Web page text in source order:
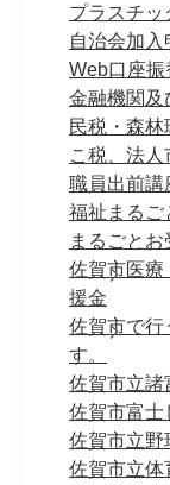
プラスチッ
自治会加入
Web口座振
金融機関及
民税・森
こ税、法人
職員出前講
福祉まるご
まるごと
佐賀市医療
援金
佐賀市で行
す。
佐賀市立諸
佐賀市富士
佐賀市立野
佐賀市立体